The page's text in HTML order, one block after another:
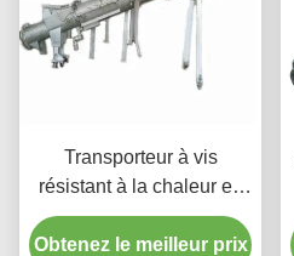
Transporteur à vis
résistant à la chaleur en
acier inoxydable sur
mesure pour la
Obtenez le meilleur prix